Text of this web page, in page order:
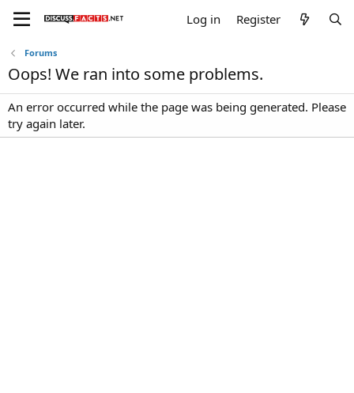
Log in Register
Forums
Oops! We ran into some problems.
An error occurred while the page was being generated. Please
try again later.